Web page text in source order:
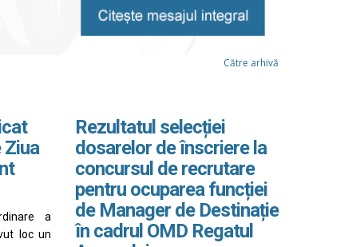
Către arhivă
Ziua
a
loc un
Rezultatul selecției
dosarelor de înscriere la
concursul de recrutare
pentru ocuparea funcției
de Manager de Destinație
în cadrul OMD Regatul